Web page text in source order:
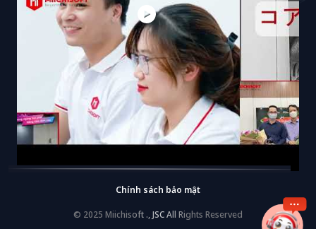
© 2025 Miichisoft ., JSC All Rights Reserved
Chính sách bảo mật